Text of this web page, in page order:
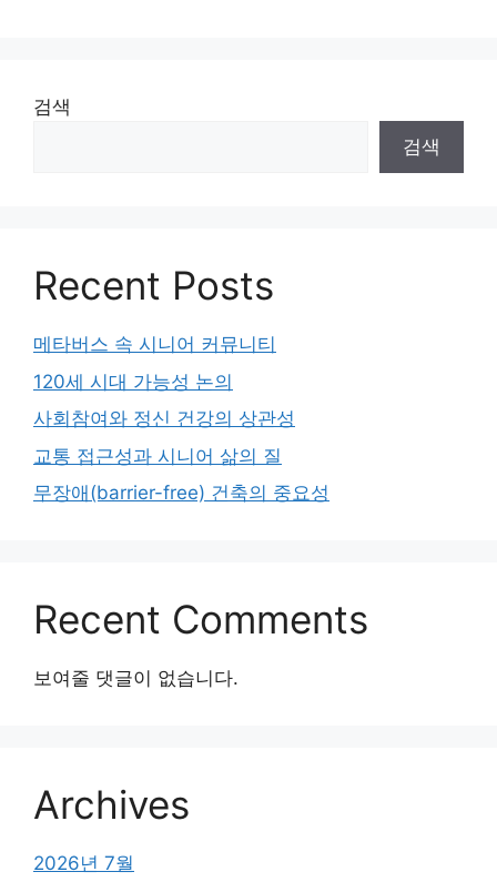
검색
검색
Recent Posts
메타버스 속 시니어 커뮤니티
120세 시대 가능성 논의
사회참여와 정신 건강의 상관성
교통 접근성과 시니어 삶의 질
무장애(barrier-free) 건축의 중요성
Recent Comments
보여줄 댓글이 없습니다.
Archives
2026년 7월